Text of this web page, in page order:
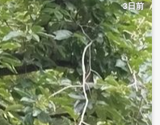
3日前